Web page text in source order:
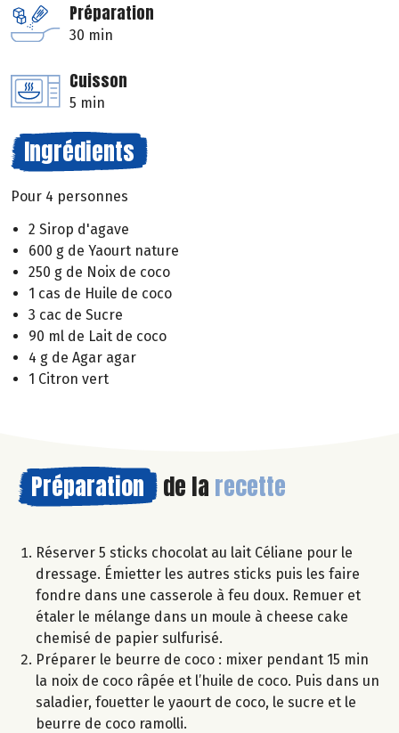
Préparation
30 min
Cuisson
5 min
Ingrédients
Pour 4 personnes
2 Sirop d'agave
600 g de Yaourt nature
250 g de Noix de coco
1 cas de Huile de coco
3 cac de Sucre
90 ml de Lait de coco
4 g de Agar agar
1 Citron vert
Préparation de la recette
Réserver 5 sticks chocolat au lait Céliane pour le
dressage. Émietter les autres sticks puis les faire
fondre dans une casserole à feu doux. Remuer et
étaler le mélange dans un moule à cheese cake
chemisé de papier sulfurisé.
Préparer le beurre de coco : mixer pendant 15 min
la noix de coco râpée et l’huile de coco. Puis dans un
saladier, fouetter le yaourt de coco, le sucre et le
beurre de coco ramolli.